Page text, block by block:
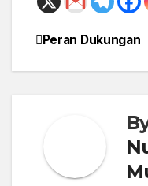
Peran Dukungan